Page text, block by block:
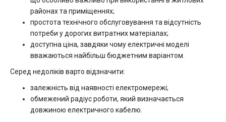
районах та приміщеннях;
простота технічного обслуговування та відсутність
потреби у дорогих витратних матеріалах;
доступна ціна, завдяки чому електричні моделі
вважаються найбільш бюджетним варіантом.
Серед недоліків варто відзначити:
залежність від наявності електромережі;
обмежений радіус роботи, який визначається
довжиною електричного кабелю.